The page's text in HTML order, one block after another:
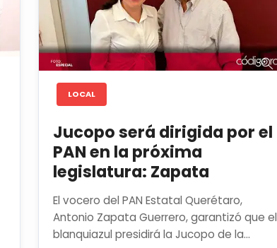
LOCAL
Jucopo será dirigida por el
PAN en la próxima
legislatura: Zapata
El vocero del PAN Estatal Querétaro,
Antonio Zapata Guerrero, garantizó que el
blanquiazul presidirá la Jucopo de la